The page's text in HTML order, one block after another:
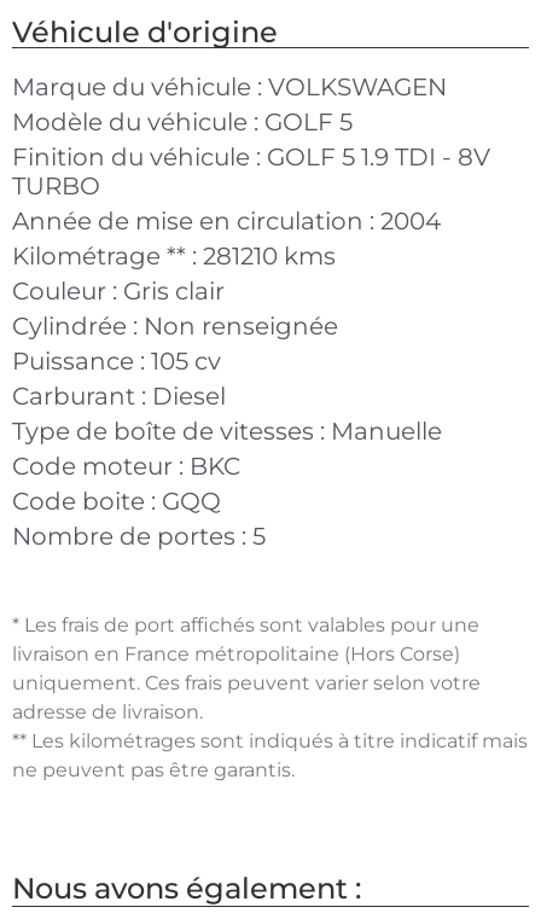
Véhicule d'origine
Marque du véhicule : VOLKSWAGEN
Modèle du véhicule : GOLF 5
Finition du véhicule : GOLF 5 1.9 TDI - 8V
TURBO
Année de mise en circulation : 2004
Kilométrage ** : 281210 kms
Couleur : Gris clair
Cylindrée : Non renseignée
Puissance : 105 cv
Carburant : Diesel
Type de boîte de vitesses : Manuelle
Code moteur : BKC
Code boite : GQQ
Nombre de portes : 5
* Les frais de port affichés sont valables pour une
livraison en France métropolitaine (Hors Corse)
uniquement. Ces frais peuvent varier selon votre
adresse de livraison.
** Les kilométrages sont indiqués à titre indicatif mais
ne peuvent pas être garantis.
Nous avons également :